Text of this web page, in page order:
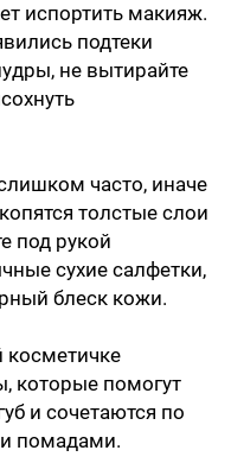
испортить макияж.
подтеки
не вытирайте
часто, иначе
толстые слои
под рукой
сухие салфетки,
блеск кожи.
косметичке
которые помогут
и сочетаются по
помадами.